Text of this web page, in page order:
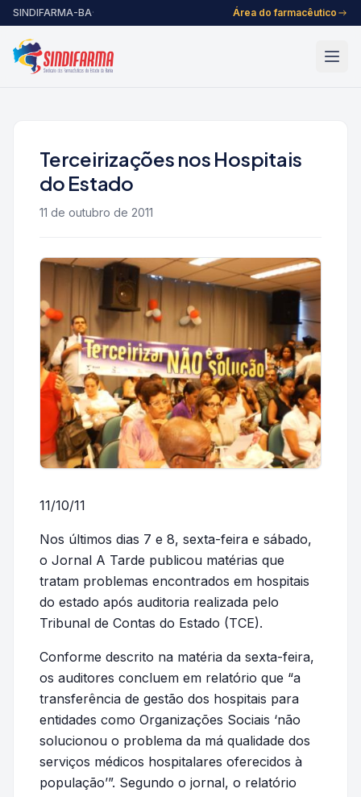
Pular para o conteúdo
SINDIFARMA-BA· Área do farmacêutico
Terceirizações nos Hospitais
do Estado
11 de outubro de 2011
11/10/11
Nos últimos dias 7 e 8, sexta-feira e sábado,
o Jornal A Tarde publicou matérias que
tratam problemas encontrados em hospitais
do estado após auditoria realizada pelo
Tribunal de Contas do Estado (TCE).
Conforme descrito na matéria da sexta-feira,
os auditores concluem em relatório que “a
transferência de gestão dos hospitais para
entidades como Organizações Sociais ‘não
solucionou o problema da má qualidade dos
serviços médicos hospitalares oferecidos à
população’”. Segundo o jornal, o relatório